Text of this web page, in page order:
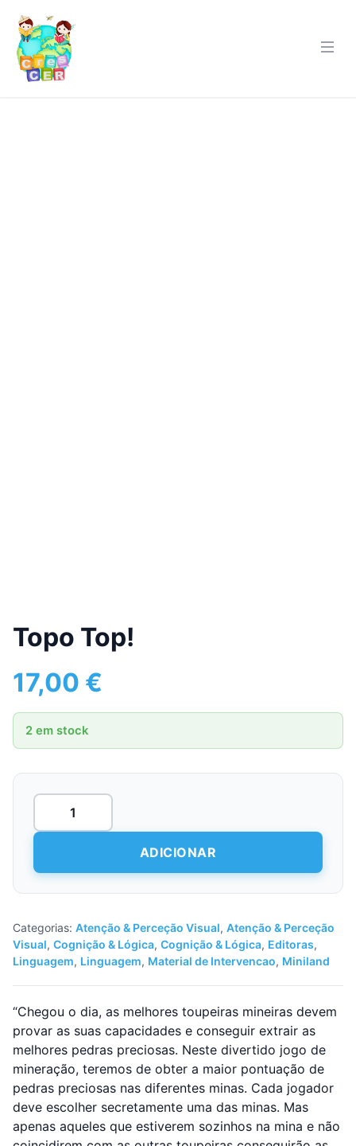
Topo Top!
17,00 €
2 em stock
Quantidade
Topo
ADICIONAR
Categorias: Atenção & Perceção Visual, Atenção & Perceção
Visual, Cognição & Lógica, Cognição & Lógica, Editoras,
Linguagem, Linguagem, Material de Intervencao, Miniland
“Chegou o dia, as melhores toupeiras mineiras devem
provar as suas capacidades e conseguir extrair as
melhores pedras preciosas. Neste divertido jogo de
mineração, teremos de obter a maior pontuação de
pedras preciosas nas diferentes minas. Cada jogador
deve escolher secretamente uma das minas. Mas
apenas aqueles que estiverem sozinhos na mina e não